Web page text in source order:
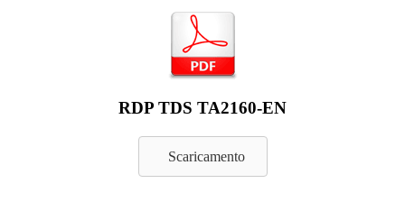
RDP TDS TA2160-EN
Scaricamento